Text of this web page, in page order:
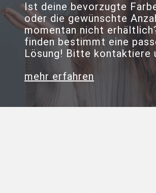
Ist deine bevorzugte
oder die gewünschte
momentan nicht
finden bestimmt eine
Lösung! Bitte kontaktiere
mehr erfahren